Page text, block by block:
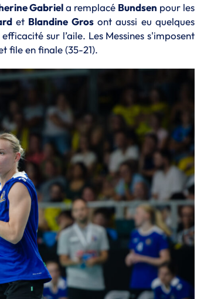
Gabriela remplacé Bundsen pour les
et Blandine Grosont aussi eu quelques
sur l’aile. Les Messines s'imposent
file en finale (35-21).